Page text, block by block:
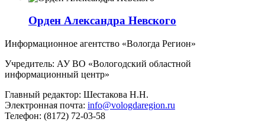
Орден Александра Невского
Информационное агентство «Вологда Регион»
Учредитель: АУ ВО «Вологодский областной
информационный центр»
Главный редактор: Шестакова Н.Н.
Электронная почта: info@vologdaregion.ru
Телефон: (8172) 72-03-58